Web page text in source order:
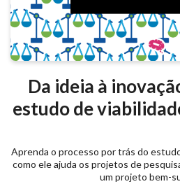
Da ideia à
estudo de
Aprenda o processo por trás do
como ele ajuda os projetos de
um projeto bem-